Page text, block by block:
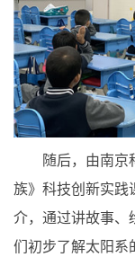
随后，由南京
族》科技创新实践
介，通过讲故事、
们初步了解太阳系